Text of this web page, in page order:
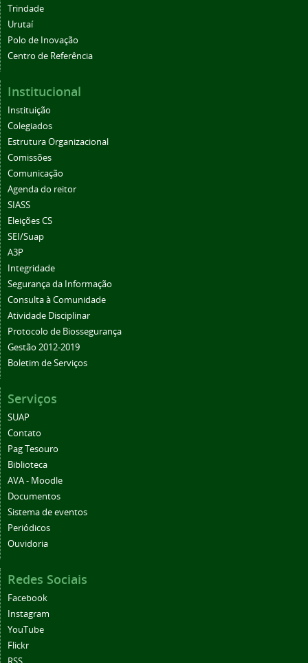
Trindade
Urutaí
Polo de Inovação
Centro de Referência
Institucional
Instituição
Colegiados
Estrutura Organizacional
Comissões
Comunicação
Agenda do reitor
SIASS
Eleições CS
SEI/Suap
A3P
Integridade
Segurança da Informação
Consulta à Comunidade
Atividade Disciplinar
Protocolo de Biossegurança
Gestão 2012-2019
Boletim de Serviços
Serviços
SUAP
Contato
Pag Tesouro
Biblioteca
AVA - Moodle
Documentos
Sistema de eventos
Periódicos
Ouvidoria
Redes Sociais
Facebook
Instagram
YouTube
Flickr